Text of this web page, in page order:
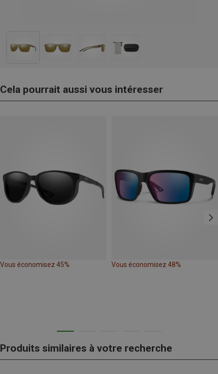
Cela pourrait aussi vous intéresser
Vous économisez 45% Vous économisez 48%
Produits similaires à votre recherche